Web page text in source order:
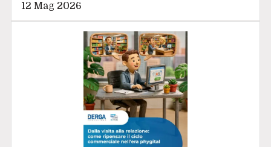
12 Mag 2026